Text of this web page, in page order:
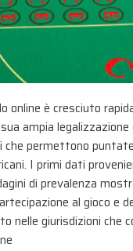
online è cresciuto
ampia legalizzazione
che permettono
I primi dati
di prevalenza
al gioco e
nelle giurisdizioni che